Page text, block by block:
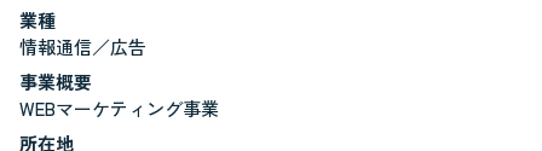
業種
情報通信／広告
事業概要
WEBマーケティング事業
所在地